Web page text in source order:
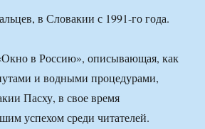
в Словакии с 1991-го года.
в Россию», описывающая, как
и водными процедурами,
Пасху, в свое время
успехом среди читателей.